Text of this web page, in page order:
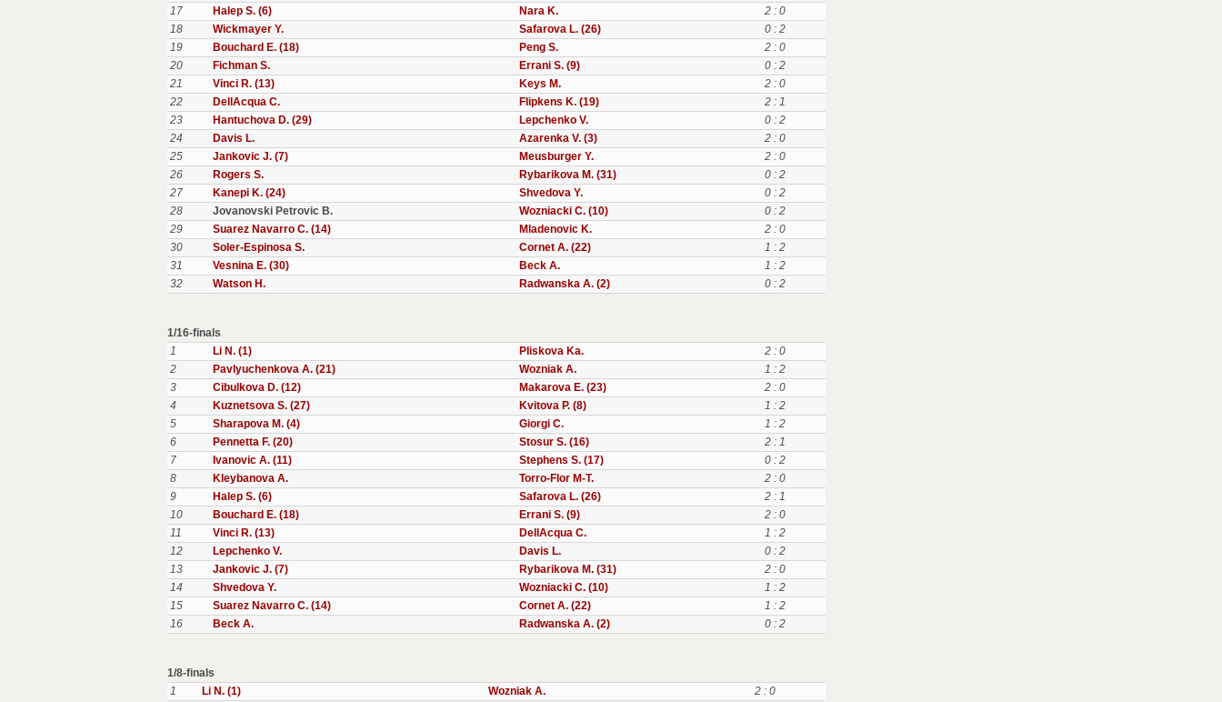
17
Halep S. (6) Nara K.
2 : 0
18
Wickmayer Y. Safarova L. (26)
0 : 2
19
Bouchard E. (18) Peng S.
2 : 0
20
Fichman S. Errani S. (9)
0 : 2
21
Vinci R. (13) Keys M.
2 : 0
22
DellAcqua C. Flipkens K. (19)
2 : 1
23
Hantuchova D. (29) Lepchenko V.
0 : 2
24
Davis L. Azarenka V. (3)
2 : 0
25
Jankovic J. (7) Meusburger Y.
2 : 0
26
Rogers S. Rybarikova M. (31)
0 : 2
27
Kanepi K. (24) Shvedova Y.
0 : 2
28
Jovanovski Petrovic B. Wozniacki C. (10)
0 : 2
29
Suarez Navarro C. (14) Mladenovic K.
2 : 0
30
Soler-Espinosa S. Cornet A. (22)
1 : 2
31
Vesnina E. (30) Beck A.
1 : 2
32
Watson H. Radwanska A. (2) 0 : 2
1/16-finals
1
Li N. (1) Pliskova Ka.
2 : 0
2
Pavlyuchenkova A. (21) Wozniak A.
1 : 2
3
Cibulkova D. (12) Makarova E. (23)
2 : 0
4
Kuznetsova S. (27) Kvitova P. (8)
1 : 2
5
Sharapova M. (4) Giorgi C.
1 : 2
6
Pennetta F. (20) Stosur S. (16)
2 : 1
7
Ivanovic A. (11) Stephens S. (17)
0 : 2
8
Kleybanova A. Torro-Flor M-T.
2 : 0
9
Halep S. (6) Safarova L. (26)
2 : 1
10
Bouchard E. (18) Errani S. (9)
2 : 0
11
Vinci R. (13) DellAcqua C.
1 : 2
12
Lepchenko V. Davis L.
0 : 2
13
Jankovic J. (7) Rybarikova M. (31)
2 : 0
14
Shvedova Y. Wozniacki C. (10)
1 : 2
15
Suarez Navarro C. (14) Cornet A. (22)
1 : 2
16
Beck A. Radwanska A. (2) 0 : 2
1/8-finals
1
Li N. (1) Wozniak A.
2 : 0